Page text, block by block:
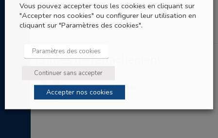
Entités de rattachement
Paroisse Saint-Nicolas
Vous pouvez accepter tous les cookies en cliquant sur
"Accepter nos cookies" ou configurer leur utilisation en
cliquant sur "Paramètres des cookies".
Paramètres des cookies
Continuer sans accepter
Accepter nos cookies